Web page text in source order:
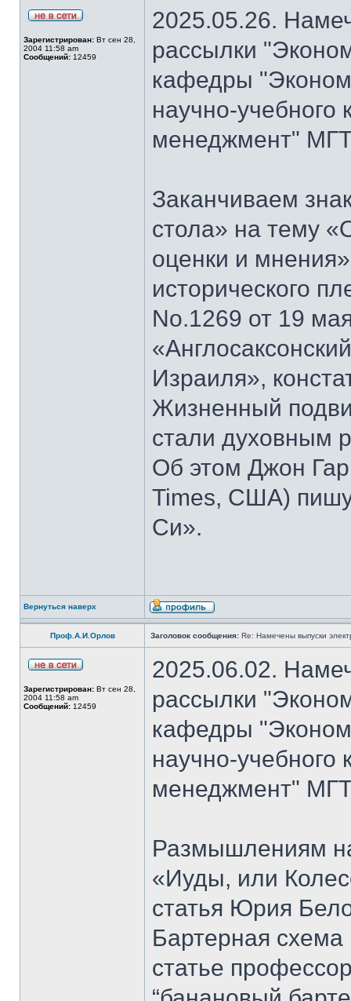
Зарегистрирован: Вт сен 28,
2004 11:58 am
Сообщений: 12459
2025.05.26.
рассылки
кафедры
научно-
менеджмент"
Заканчиваем
стола» на тему
оценки и
исторического
No.1269 от 19
Израиля»,
Жизненный
стали духовным
Об этом Джон
Times, США)
Си».
Вернуться наверх
Проф.А.И.Орлов Заголовок сообщения: Re: Намечены выпуски
Зарегистрирован: Вт сен 28,
2004 11:58 am
Сообщений: 12459
2025.06.02.
рассылки
кафедры
научно-
менеджмент"
Размышлениям
«Иуды, или
статья Юрия
Бартерная схема
статье